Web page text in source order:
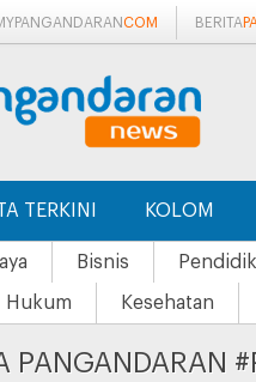
COM BERITA
TERKINI KOLOM
Bisnis
Hukum Kesehatan
PANGANDARAN